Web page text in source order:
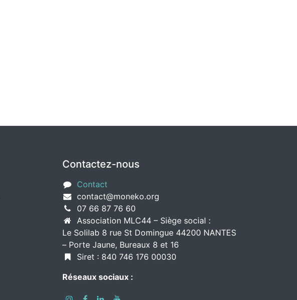
Contactez-nous
Contact
contact@moneko.org
07 66 87 76 60
Association MLC44 – Siège social :
Le Solilab 8 rue St Domingue 44200 NANTES
– Porte Jaune, Bureaux 8 et 16
Siret : 840 746 176 00030
Réseaux sociaux :